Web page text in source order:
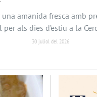
amanida fresca amb
per als dies d’estiu a la
30 juliol del 2026